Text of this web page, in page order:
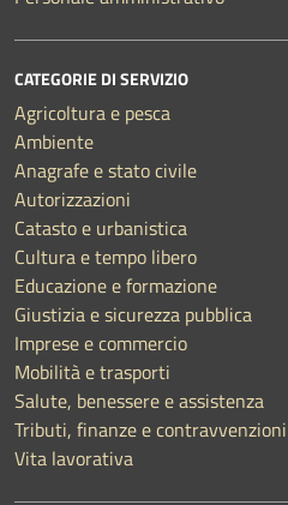
CATEGORIE DI SERVIZIO
Agricoltura e pesca
Ambiente
Anagrafe e stato civile
Autorizzazioni
Catasto e urbanistica
Cultura e tempo libero
Educazione e formazione
Giustizia e sicurezza pubblica
Imprese e commercio
Mobilità e trasporti
Salute, benessere e assistenza
Tributi, finanze e contravvenzioni
Vita lavorativa